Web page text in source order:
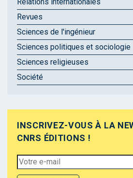
Revues
Sciences de l'ingénieur
Sciences politiques et sociologie
Sciences religieuses
Société
INSCRIVEZ-VOUS À LA
CNRS ÉDITIONS !